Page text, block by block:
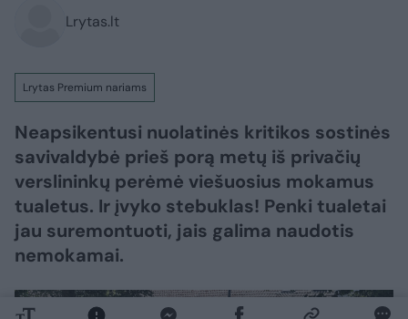
Lrytas.lt
Lrytas Premium nariams
Neapsikentusi nuolatinės kritikos sostinės
savivaldybė prieš porą metų iš privačių
verslininkų perėmė viešuosius mokamus
tualetus. Ir įvyko stebuklas! Penki tualetai
jau suremontuoti, jais galima naudotis
nemokamai.